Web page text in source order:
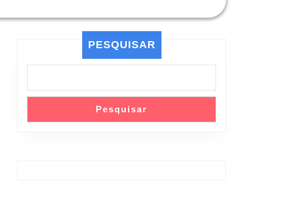
PESQUISAR
Pesquisar